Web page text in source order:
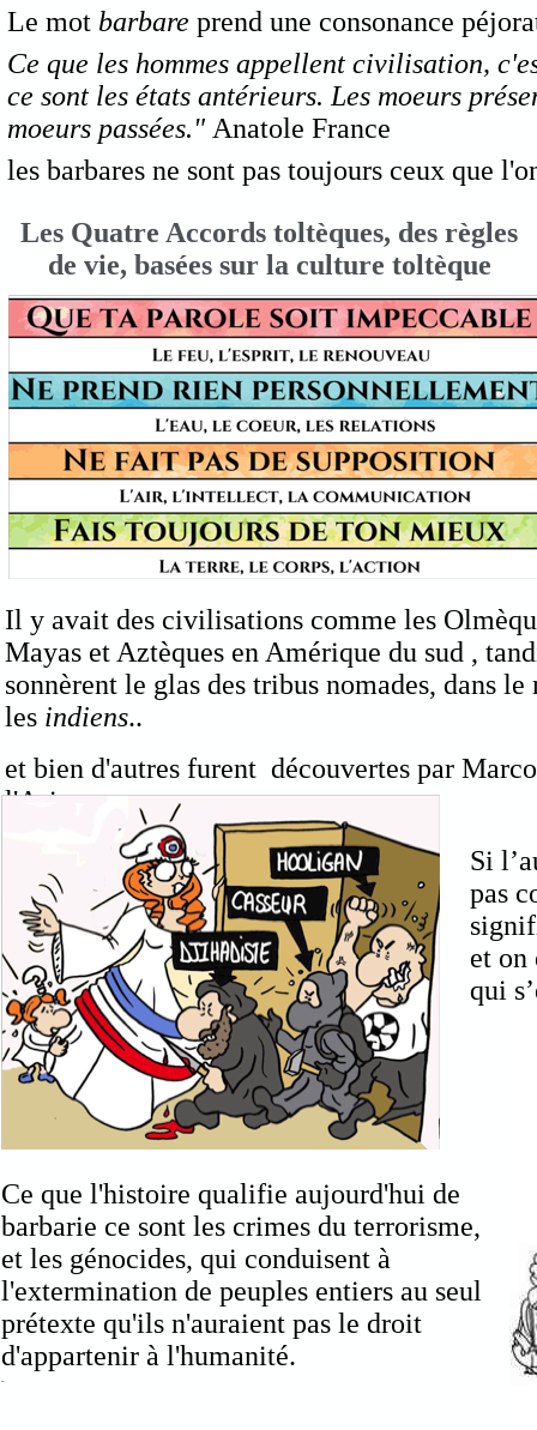
Ce que l'histoire qualifie aujourd'hui de
barbarie ce sont les crimes du terrorisme,
et les génocides, qui conduisent à
l'extermination de peuples entiers au seul
prétexte qu'ils n'auraient pas le droit
d'appartenir à l'humanité.
.
Le mot barbareprend une consonance
Les Quatre Accords toltèques, des règles
de vie, basées sur la culture toltèque
Ce que les hommes appellent civilisation,
ce sont les états antérieurs. Les moeurs
moeurs passées." Anatole France
les barbares ne sont pas toujours ceux que
Il y avait des civilisations comme les
Mayas et Aztèques en Amérique du sud ,
sonnèrent le glas des tribus nomades, dans
les indiens..
et bien d'autres furent découvertes par
l'Asie...
Si
pas
et on
qui